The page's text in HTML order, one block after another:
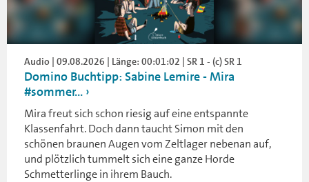
Audio | 09.08.2026 | Länge: 00:01:02 | SR 1 - (c) SR 1
Domino Buchtipp: Sabine Lemire - Mira
#sommer...
Mira freut sich schon riesig auf eine entspannte
Klassenfahrt. Doch dann taucht Simon mit den
schönen braunen Augen vom Zeltlager nebenan auf,
und plötzlich tummelt sich eine ganze Horde
Schmetterlinge in ihrem Bauch.